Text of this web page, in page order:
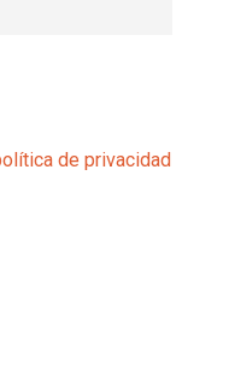
de privacidad